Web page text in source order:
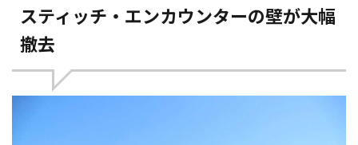
スティッチ・エンカウンターの壁が大幅
撤去